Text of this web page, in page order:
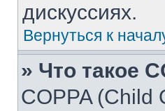
дискуссиях.
Вернуться к
» Что такое
COPPA (Child